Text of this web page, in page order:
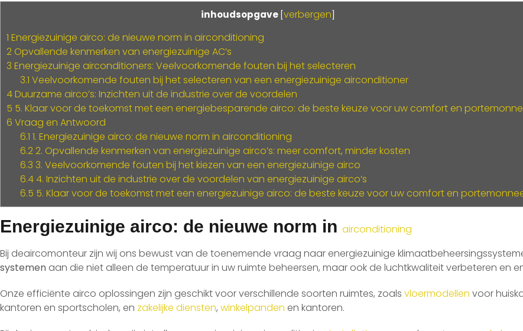
inhoudsopgave [verbergen
1 Energiezuinige airco: de nieuwe norm in airconditioning
2 Opvallende kenmerken van energiezuinige AC’s
3 Energiezuinige airconditioners: Veelvoorkomende fouten bij het selecteren
3.1 Veelvoorkomende fouten bij het selecteren van een energiezuinige airconditioner
4 Duurzame airco’s: Inzichten uit de industrie over de voordelen
5 5. Klaar voor de toekomst met een energiebesparende airco: de beste keuze voor uw comfort en
6 Vraag en Antwoord
6.1 1. Energiezuinige airco: de nieuwe norm in airconditioning
6.22. Opvallende kenmerken van energiezuinige airco’s: meer comfort, minder kosten
6.3 3. Veelvoorkomende fouten bij het kiezen van een energiezuinige airco
6.44. Inzichten uit de industrie over de voordelen van energiezuinige airco’s
6.5 5. Klaar voor de toekomst met een energiezuinige airco: de beste keuze voor uw comfort en
Energiezuinige airco: de nieuwe norm in airconditioning
Bij deaircomonteur zijn wij ons bewust van de toenemende vraag naar energiezuinige
systemen aan die niet alleen de temperatuur in uw ruimte beheersen, maar ook de luchtkwaliteit verbeteren en
Onze efficiënte airco oplossingen zijn geschikt voor verschillende soorten ruimtes, zoals vloermodellen voor
kantoren en sportscholen, en zakelijke diensten, winkelpanden en kantoren.